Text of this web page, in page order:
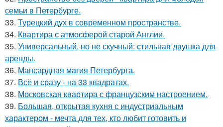
семьи в Петербурге.
33. Турецкий дух в современном пространстве.
34. Квартира с атмосферой старой Англии.
35. Универсальный, но не скучный: стильная двушка для
аренды.
36. Мансардная магия Петербурга.
37. Всё и сразу - на 33 квадратах.
38. Московская квартира с французским настроением.
39. Большая, открытая кухня с индустриальным
характером - мечта для тех, кто любит готовить и